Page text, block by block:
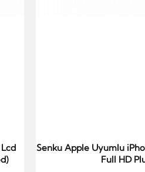
Sepete
Senku Apple Uyumlu
Full HD